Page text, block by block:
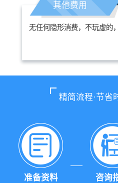
其他费用
无任何隐形消费，不玩虚的
精简流程·节省
准备资料 咨询